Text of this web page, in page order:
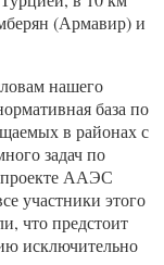
(Армавир) и
нашего
база по
в районах с
задач по
проекте ААЭС
участники этого
что предстоит
исключительно